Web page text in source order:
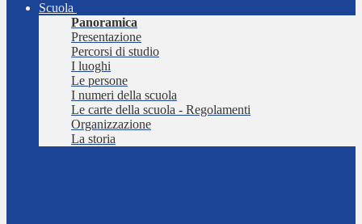
Scuola
Panoramica
Presentazione
Percorsi di studio
I luoghi
Le persone
I numeri della scuola
Le carte della scuola - Regolamenti
Organizzazione
La storia